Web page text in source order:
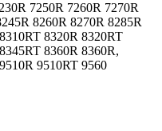
7250R 7260R 7270R
8260R 8270R 8285R
8320R 8320RT
8360R 8360R,
9510RT 9560